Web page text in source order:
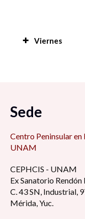
Viernes
agrarios en la
COMECSO-El
el marco de la 3ª
Ciencias Sociales
Sede
Centro Peninsular en
UNAM
CEPHCIS - UNAM
Ex Sanatorio Rendón
C. 43 SN, Industrial,
Mérida, Yuc.